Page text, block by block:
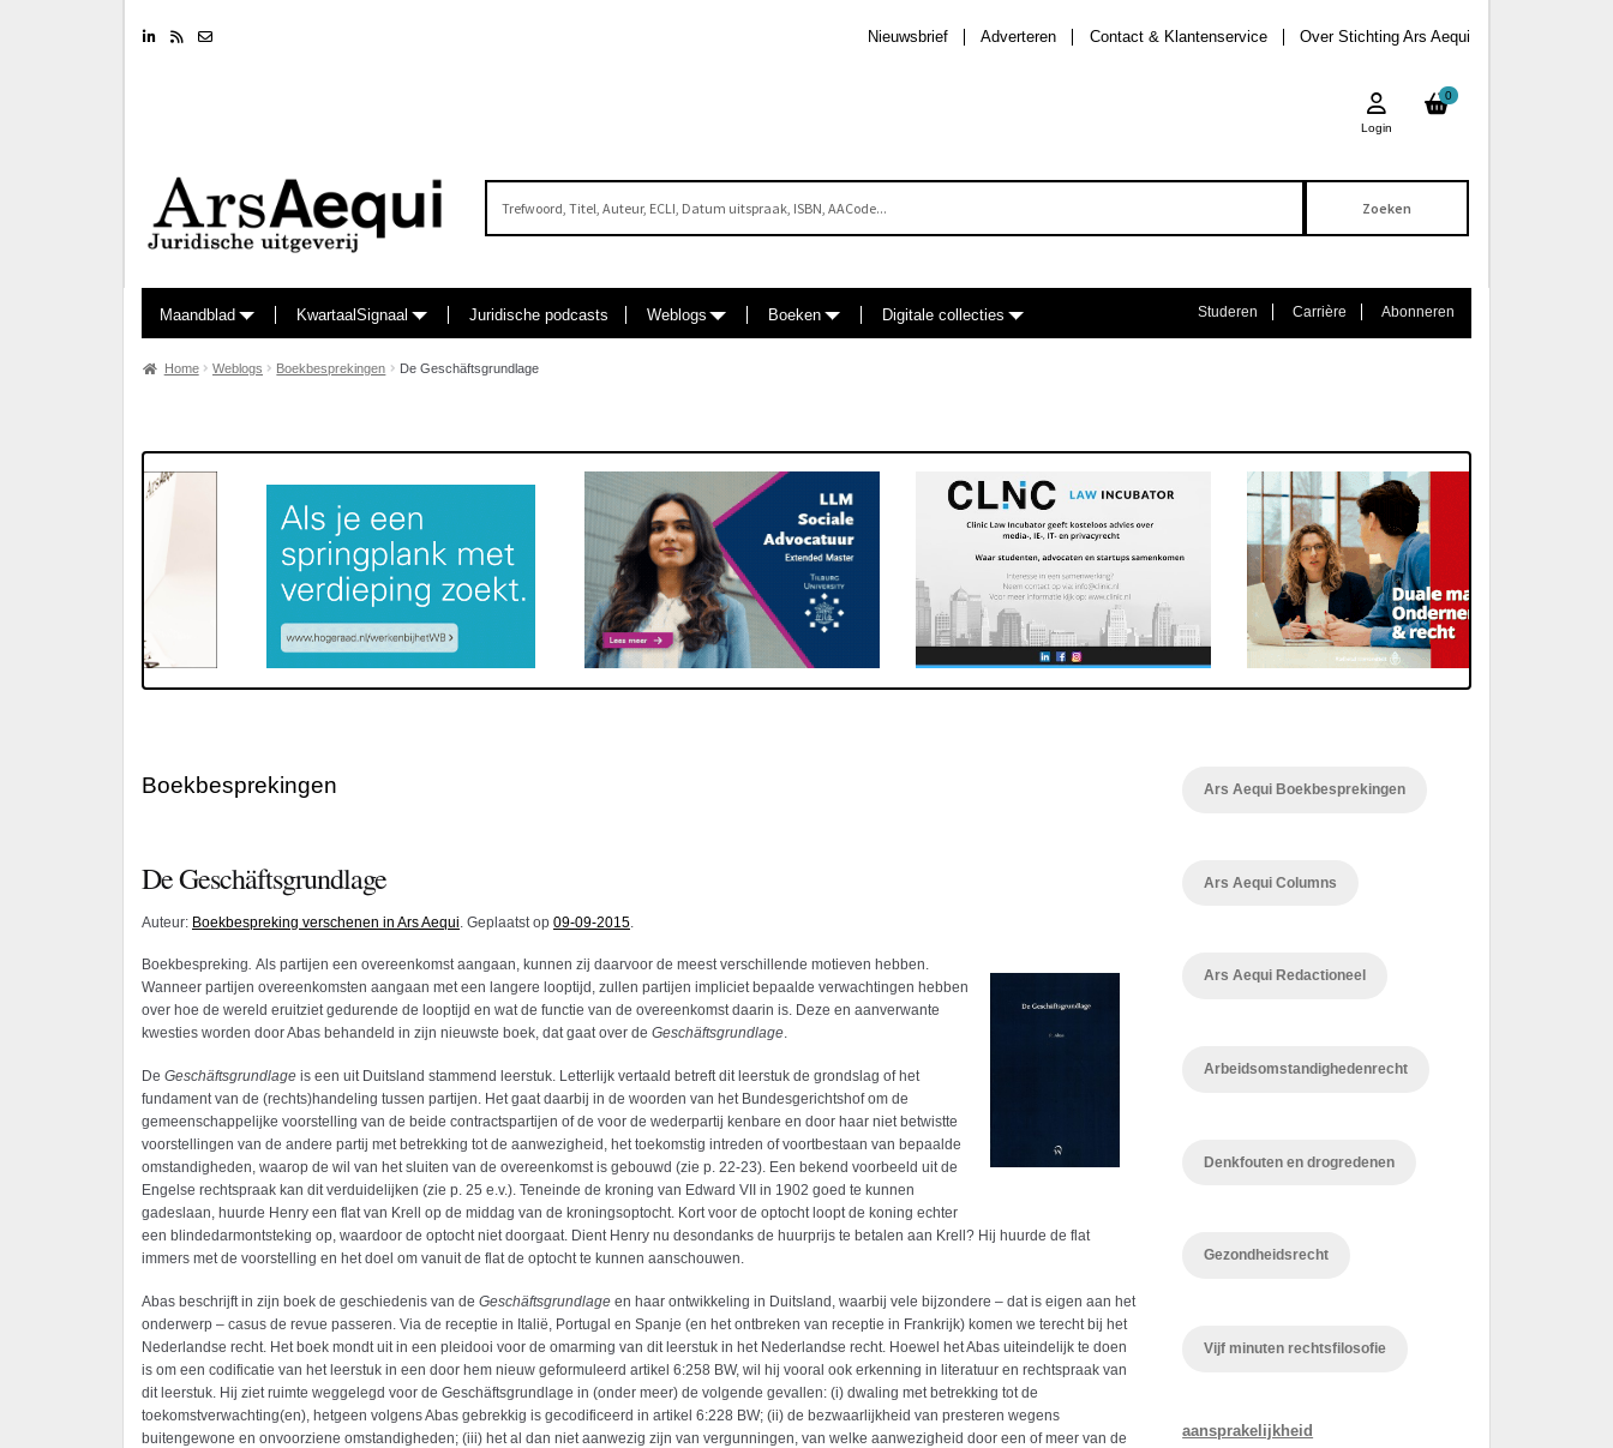
LinkedinRSS feed Over Stichting Ars Aequi
Contact & Klantenservice
Adverteren
Nieuwsbrief
0
Login
Maandblad KwartaalSignaal Juridische podcasts Weblogs Boeken Digitale collecties Studeren Carrière Abonneren
Home Weblogs Boekbesprekingen De Geschäftsgrundlage
Boekbesprekingen
De Geschäftsgrundlage
Auteur: Boekbespreking verschenen in Ars Aequi. Geplaatst op 09-09-2015.
Boekbespreking. Als partijen een overeenkomst aangaan, kunnen zij daarvoor de meest verschillende motieven hebben.
Wanneer partijen overeenkomsten aangaan met een langere looptijd, zullen partijen impliciet bepaalde verwachtingen hebben
over hoe de wereld eruitziet gedurende de looptijd en wat de functie van de overeenkomst daarin is. Deze en aanverwante
kwesties worden door Abas behandeld in zijn nieuwste boek, dat gaat over de Geschäftsgrundlage.
De Geschäftsgrundlage is een uit Duitsland stammend leerstuk. Letterlijk vertaald betreft dit leerstuk de grondslag of het
fundament van de (rechts)handeling tussen partijen. Het gaat daarbij in de woorden van het Bundesgerichtshof om de
gemeenschappelijke voorstelling van de beide contractspartijen of de voor de wederpartij kenbare en door haar niet betwistte
voorstellingen van de andere partij met betrekking tot de aanwezigheid, het toekomstig intreden of voortbestaan van bepaalde
omstandigheden, waarop de wil van het sluiten van de overeenkomst is gebouwd (zie p. 22-23). Een bekend voorbeeld uit de
Engelse rechtspraak kan dit verduidelijken (zie p. 25 e.v.). Teneinde de kroning van Edward VII in 1902 goed te kunnen
gadeslaan, huurde Henry een flat van Krell op de middag van de kroningsoptocht. Kort voor de optocht loopt de koning echter
een blindedarmontsteking op, waardoor de optocht niet doorgaat. Dient Henry nu desondanks de huurprijs te betalen aan Krell? Hij huurde de flat
immers met de voorstelling en het doel om vanuit de flat de optocht te kunnen aanschouwen.
Abas beschrijft in zijn boek de geschiedenis van de Geschäftsgrundlage en haar ontwikkeling in Duitsland, waarbij vele bijzondere – dat is eigen aan het
onderwerp – casus de revue passeren. Via de receptie in Italië, Portugal en Spanje (en het ontbreken van receptie in Frankrijk) komen we terecht bij het
Nederlandse recht. Het boek mondt uit in een pleidooi voor de omarming van dit leerstuk in het Nederlandse recht. Hoewel het Abas uiteindelijk te doen
is om een codificatie van het leerstuk in een door hem nieuw geformuleerd artikel 6:258 BW, wil hij vooral ook erkenning in literatuur en rechtspraak van
dit leerstuk. Hij ziet ruimte weggelegd voor de Geschäftsgrundlage in (onder meer) de volgende gevallen: (i) dwaling met betrekking tot de
toekomstverwachting(en), hetgeen volgens Abas gebrekkig is gecodificeerd in artikel 6:228 BW; (ii) de bezwaarlijkheid van presteren wegens
buitengewone en onvoorziene omstandigheden; (iii) het al dan niet aanwezig zijn van vergunningen, van welke aanwezigheid door een of meer van de
Ars Aequi Boekbesprekingen
Ars Aequi Columns
Ars Aequi Redactioneel
Arbeidsomstandighedenrecht
Denkfouten en drogredenen
Gezondheidsrecht
Vijf minuten rechtsfilosofie
aansprakelijkheid